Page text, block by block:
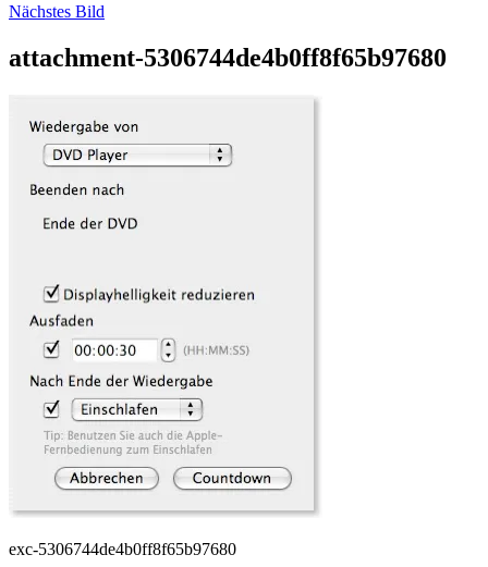
Nächstes Bild
attachment-5306744de4b0ff8f65b97680
exc-5306744de4b0ff8f65b97680